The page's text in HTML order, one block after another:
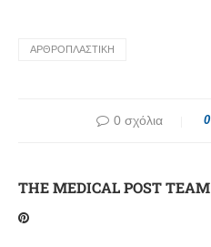
ΑΡΘΡΟΠΛΑΣΤΙΚΉ
0 σχόλια 0
THE MEDICAL POST TEAM